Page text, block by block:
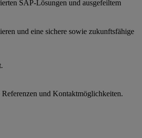
SAP-Lösungen und ausgefeiltem
und eine sichere sowie zukunftsfähige
und Kontaktmöglichkeiten.